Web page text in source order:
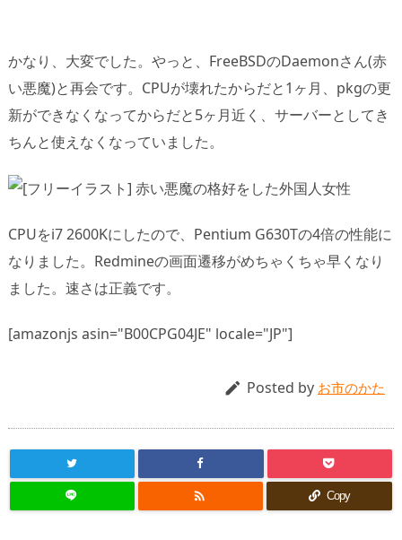
かなり、大変でした。やっと、FreeBSDのDaemonさん(赤
い悪魔)と再会です。CPUが壊れたからだと1ヶ月、pkgの更
新ができなくなってからだと5ヶ月近く、サーバーとしてき
ちんと使えなくなっていました。
CPUをi7 2600Kにしたので、Pentium G630Tの4倍の性能に
なりました。Redmineの画面遷移がめちゃくちゃ早くなり
ました。速さは正義です。
[amazonjs asin="B00CPG04JE" locale="JP"]
 Posted by お市のかた
 Copy